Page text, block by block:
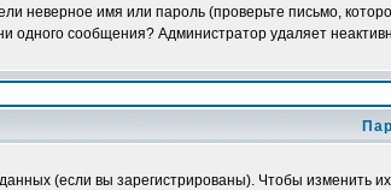
неверное имя или пароль (проверьте письмо,
одного сообщения? Администратор удаляет
(если вы зарегистрированы). Чтобы изменить